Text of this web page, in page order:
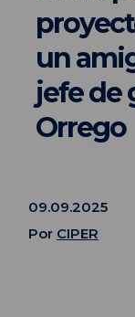
un
jefe de
Orrego
09.09.2025
Por CIPER